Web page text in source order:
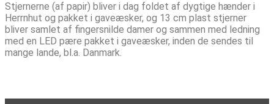
Stjernerne (af papir) bliver i dag foldet af dygtige hænder i
Herrnhut og pakket i gaveæsker, og 13 cm plast stjerner
bliver samlet af fingersnilde damer og sammen med ledning
med en LED pære pakket i gaveæsker, inden de sendes til
mange lande, bl.a. Danmark.